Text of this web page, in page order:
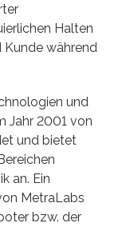
Halten
während
und
Jahr 2001 von
und bietet
an. Ein
MetraLabs
bzw. der